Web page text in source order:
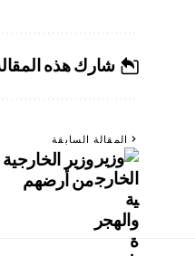
شارك هذه
المقالة السابقة
وزير
من أرضهم